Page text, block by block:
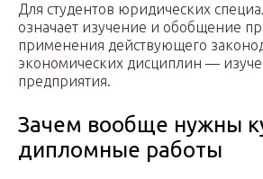
Для студентов юридических
означает изучение и обобщение
применения действующего
экономических дисциплин —
предприятия.
Зачем вообще нужны
дипломные работы